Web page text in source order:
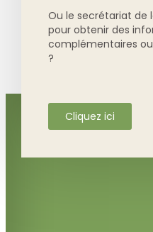
Ou le secrétariat de
pour obtenir des
complémentaires
?
Cliquez ici